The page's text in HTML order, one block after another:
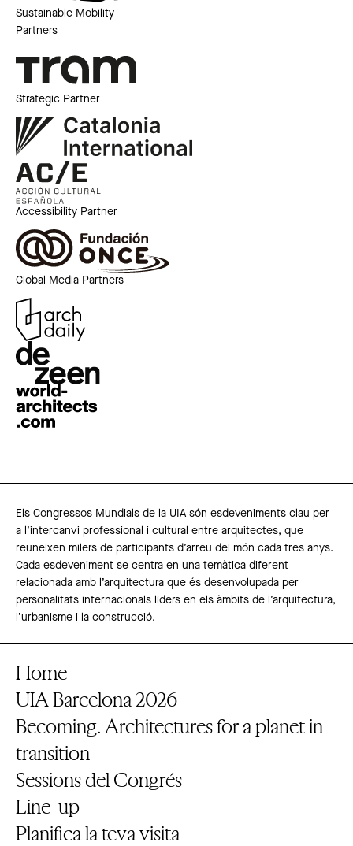
Sustainable Mobility
Partners
Strategic Partner
Accessibility Partner
Global Media Partners
Els Congressos Mundials de la UIA són esdeveniments clau per
a l’intercanvi professional i cultural entre arquitectes, que
reuneixen milers de participants d’arreu del món cada tres anys.
Cada esdeveniment se centra en una temàtica diferent
relacionada amb l’arquitectura que és desenvolupada per
personalitats internacionals líders en els àmbits de l’arquitectura,
l’urbanisme i la construcció.
Home
UIA Barcelona 2026
Becoming. Architectures for a planet in
transition
Sessions del Congrés
Line-up
Planifica la teva visita